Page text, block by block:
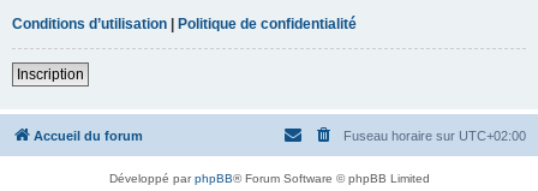
Conditions d’utilisation | Politique de confidentialité
Inscription
Accueil du forum Fuseau horaire sur UTC+02:00
Développé parphpBB® Forum Software © phpBB Limited